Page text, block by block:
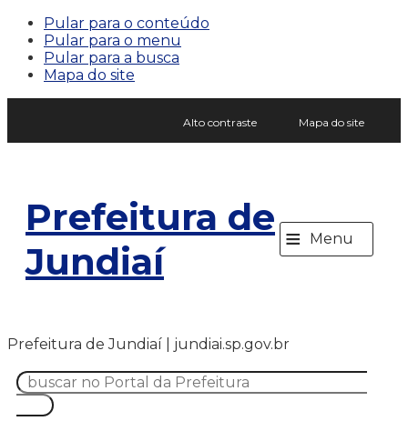
Pular para o conteúdo
Pular para o menu
Pular para a busca
Mapa do site
Alto contraste Mapa do site
Prefeitura de
Jundiaí
≡ Menu
Prefeitura de Jundiaí | jundiai.sp.gov.br